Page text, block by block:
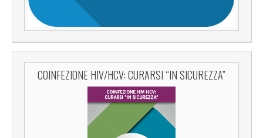
COINFEZIONE HIV/HCV: CURARSI “IN SICUREZZA”